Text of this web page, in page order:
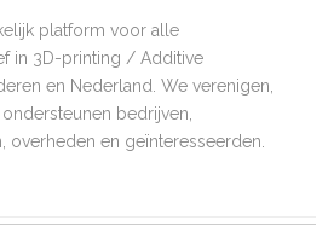
platform voor alle
in 3D-printing / Additive
en Nederland. We verenigen,
bedrijven,
overheden en geïnteresseerden.